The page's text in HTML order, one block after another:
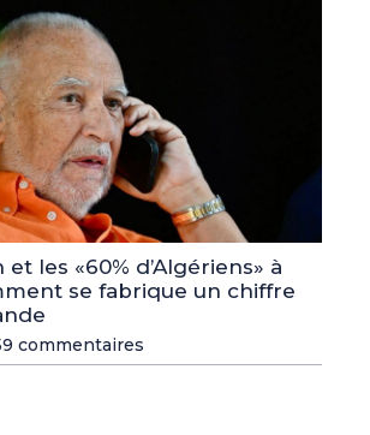
les «60% d’Algériens» à
se fabrique un chiffre
commentaires